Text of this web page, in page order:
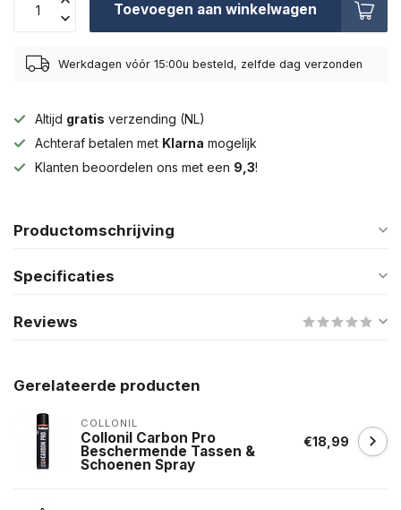
Toevoegen aan winkelwagen
Werkdagen vóór 15:00u besteld, zelfde dag verzonden
Altijd gratis verzending (NL)
Achteraf betalen met Klarna mogelijk
Klanten beoordelen ons met een 9,3!
Productomschrijving
Specificaties
Reviews
Gerelateerde producten
COLLONIL
Collonil Carbon Pro
Beschermende Tassen &
Schoenen Spray
€18,99